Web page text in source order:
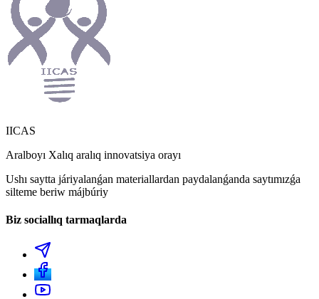
IICAS
Aralboyı Xalıq aralıq innovatsiya orayı
Ushı saytta járiyalanǵan materiallardan paydalanǵanda saytımızǵa
silteme beriw májbúriy
Biz sociallıq tarmaqlarda